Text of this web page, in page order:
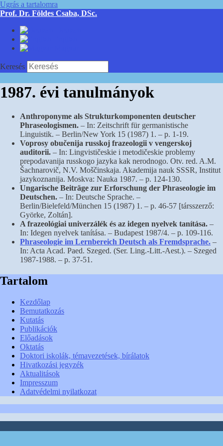
Ugrás a tartalomra
Prof. Dr. Földes Csaba, DSc.
Keresés
1987. évi tanulmányok
Anthroponyme als Strukturkomponenten deutscher
Phraseologismen. – In: Zeitschrift für germanistische
Linguistik. – Berlin/New York 15 (1987) 1. – p. 1-19.
Voprosy obučenija russkoj frazeologii v vengerskoj
auditorii. – In: Lingvističeskie i metodičeskie problemy
prepodavanija russkogo jazyka kak nerodnogo. Otv. red. A.M.
Šachnarovič, N.V. Moščinskaja. Akademija nauk SSSR, Institut
jazykoznanija. Moskva: Nauka 1987. – p. 124-130.
Ungarische Beiträge zur Erforschung der Phraseologie im
Deutschen. – In: Deutsche Sprache. –
Berlin/Bielefeld/München 15 (1987) 1. – p. 46-57 [társszerző:
Györke, Zoltán].
A frazeológiai univerzálék és az idegen nyelvek tanítása. –
In: Idegen nyelvek tanítása. – Budapest 1987/4. – p. 109-116.
Phraseologie im Lernbereich Deutsch als Fremdsprache. –
In: Acta Acad. Paed. Szeged. (Ser. Ling.-Litt.-Aest.). – Szeged
1987-1988. – p. 37-51.
Tartalom
Kezdőlap
Bemutatkozás
Kutatás
Publikációk
Előadások
Oktatás
Doktori iskolák, témavezetések, bírálatok
Hivatkozási jegyzék
Aktualitások
Impresszum
Adatvédelmi nyilatkozat